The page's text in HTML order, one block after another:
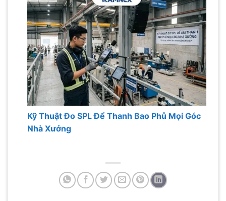
Kỹ Thuật Đo SPL Để Thanh Bao Phủ Mọi Góc
Nhà Xưởng